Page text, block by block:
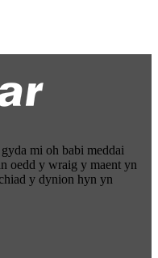
mi oh babi meddai
oedd y wraig y maent yn
y dynion hyn yn